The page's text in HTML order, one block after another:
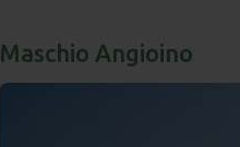
Maschio Angioino